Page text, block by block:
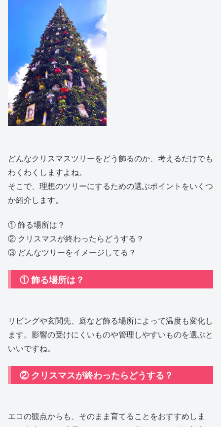
どんなクリスマスツリーをどう飾るのか、考えるだけでも
わくわくしますよね。
そこで、理想のツリーにするための選ぶポイントをいくつ
か紹介します。
① 飾る場所は？
② クリスマスが終わったらどうする？
③ どんなツリーをイメージしてる？
① 飾る場所は？
リビングや玄関先、庭など飾る場所によって温度も変化し
ます。影響の受けにくいものや管理しやすいものを選ぶと
いいですね。
② クリスマスが終わったらどうする？
エコの観点からも、そのまま育てることをおすすめしま